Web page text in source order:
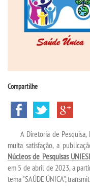
BACHARELADOS
LICENCIATURAS
TECNOLÓGICOS
VESTIBULAR
TRANSFERÊNCIA
SEGUNDA GRADUAÇÃO
Compartilhe
A Diretoria de
muita satisfação, a
Núcleos de Pesquisas
em 5 de abril de 2023, a
tema "SAÚDE ÚNICA",